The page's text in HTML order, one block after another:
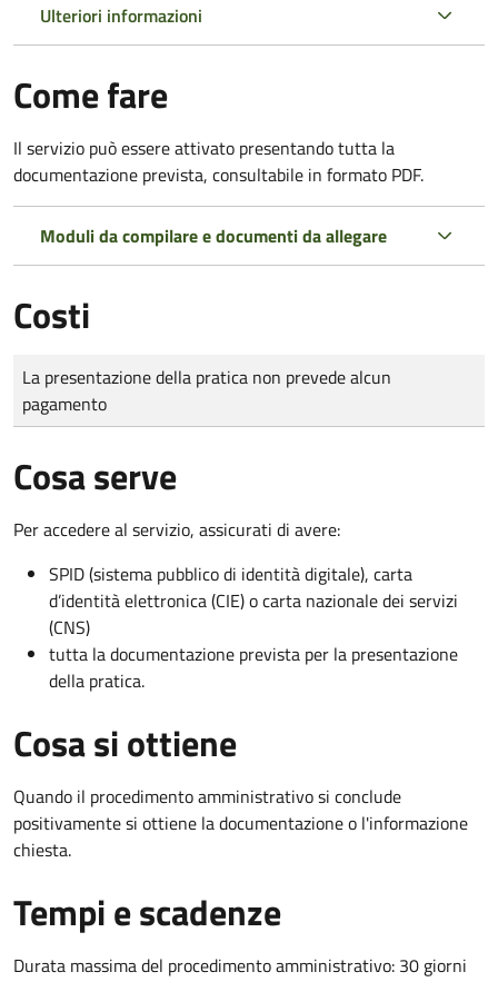
Ulteriori informazioni
Come fare
Il servizio può essere attivato presentando tutta la
documentazione prevista, consultabile in formato PDF.
Moduli da compilare e documenti da allegare
Costi
Tipo di pagamento
Importo
La presentazione della pratica non prevede alcun
pagamento
Cosa serve
Per accedere al servizio, assicurati di avere:
SPID (sistema pubblico di identità digitale), carta
d’identità elettronica (CIE) o carta nazionale dei servizi
(CNS)
tutta la documentazione prevista per la presentazione
della pratica.
Cosa si ottiene
Quando il procedimento amministrativo si conclude
positivamente si ottiene la documentazione o l'informazione
chiesta.
Tempi e scadenze
Durata massima del procedimento amministrativo: 30 giorni